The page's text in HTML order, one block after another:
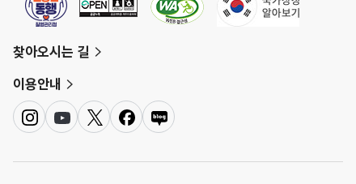
찾아오시는 길
이용안내
인
스
유
튜
트
위
페
이
네
이